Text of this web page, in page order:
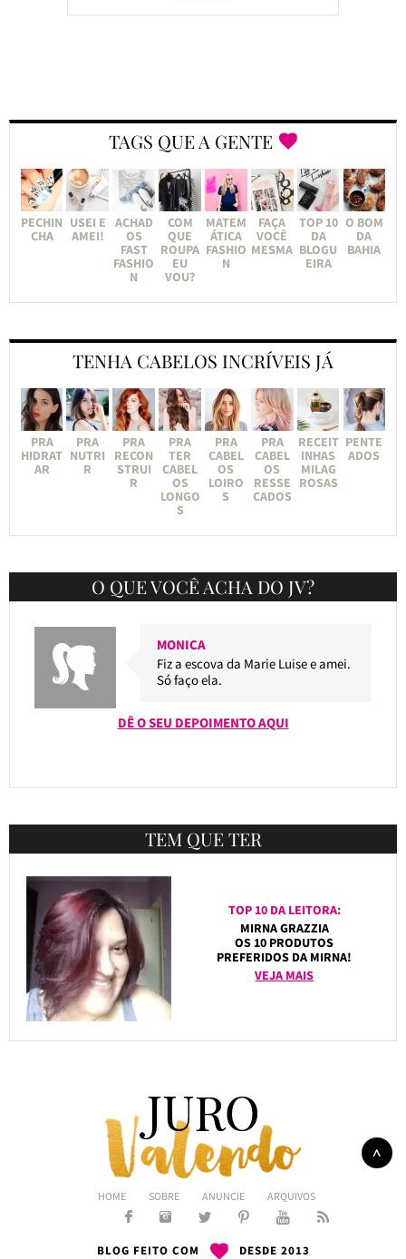
TAGS QUE A GENTE
PECHIN
CHA
USEI E
AMEI!
ACHAD
OS
FAST
FASHIO
N
COM
QUE
ROUPA
EU
VOU?
MATEM
ÁTICA
FASHIO
N
FAÇA
VOCÊ
MESMA
TOP 10
DA
BLOGU
EIRA
O BOM
DA
BAHIA
TENHA CABELOS INCRÍVEIS JÁ
PRA
HIDRAT
AR
PRA
NUTRI
R
PRA
RECON
STRUI
R
PRA
TER
CABEL
OS
LONGO
S
PRA
CABEL
OS
LOIRO
S
PRA
CABEL
OS
RESSE
CADOS
RECEIT
INHAS
MILAG
ROSAS
PENTE
ADOS
O QUE VOCÊ ACHA DO JV?
MONICA
Fiz a escova da Marie Luise e amei.
Só faço ela.
DÊ O SEU DEPOIMENTO AQUI
TEM QUE TER
TOP 10 DA LEITORA:
MIRNA GRAZZIA
OS 10 PRODUTOS
PREFERIDOS DA MIRNA!
VEJA MAIS
HOME SOBRE ANUNCIE ARQUIVOS
BLOG FEITO COM DESDE 2013